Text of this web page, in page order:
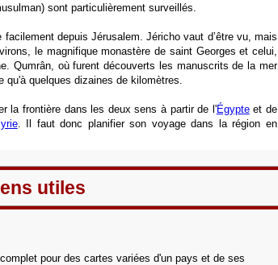
sont particulièrement surveillés.
depuis Jérusalem. Jéricho vaut d’être vu, mais
le magnifique monastère de saint Georges et celui,
Qumrân, où furent découverts les manuscrits de la mer
qu'à quelques dizaines de kilomètres.
la frontière dans les deux sens à partir de l'Égypteet de
. Il faut donc planifier son voyage dans la région en
utiles
pour des cartes variées d'un pays et de ses